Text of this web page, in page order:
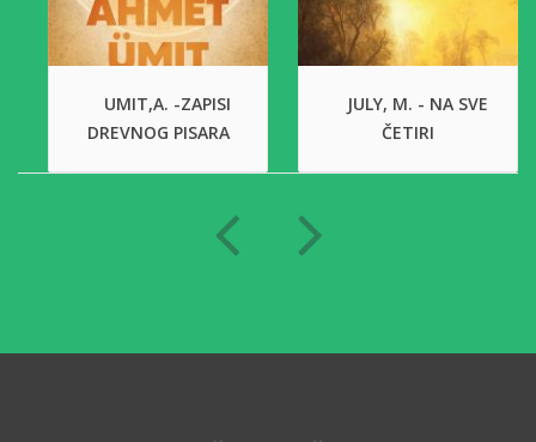
UMIT,A. -ZAPISI
DREVNOG PISARA
JULY, M. - NA SVE
ČETIRI